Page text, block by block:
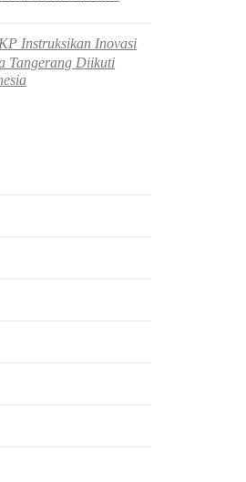
Instruksikan Inovasi
Tangerang Diikuti